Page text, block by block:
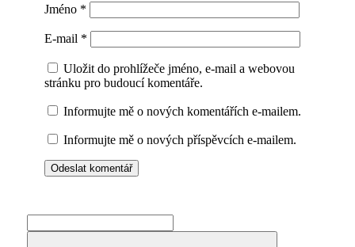
Jméno *
E-mail *
Uložit do prohlížeče jméno, e-mail a webovou
stránku pro budoucí komentáře.
Informujte mě o nových komentářích e-mailem.
Informujte mě o nových příspěvcích e-mailem.
for: